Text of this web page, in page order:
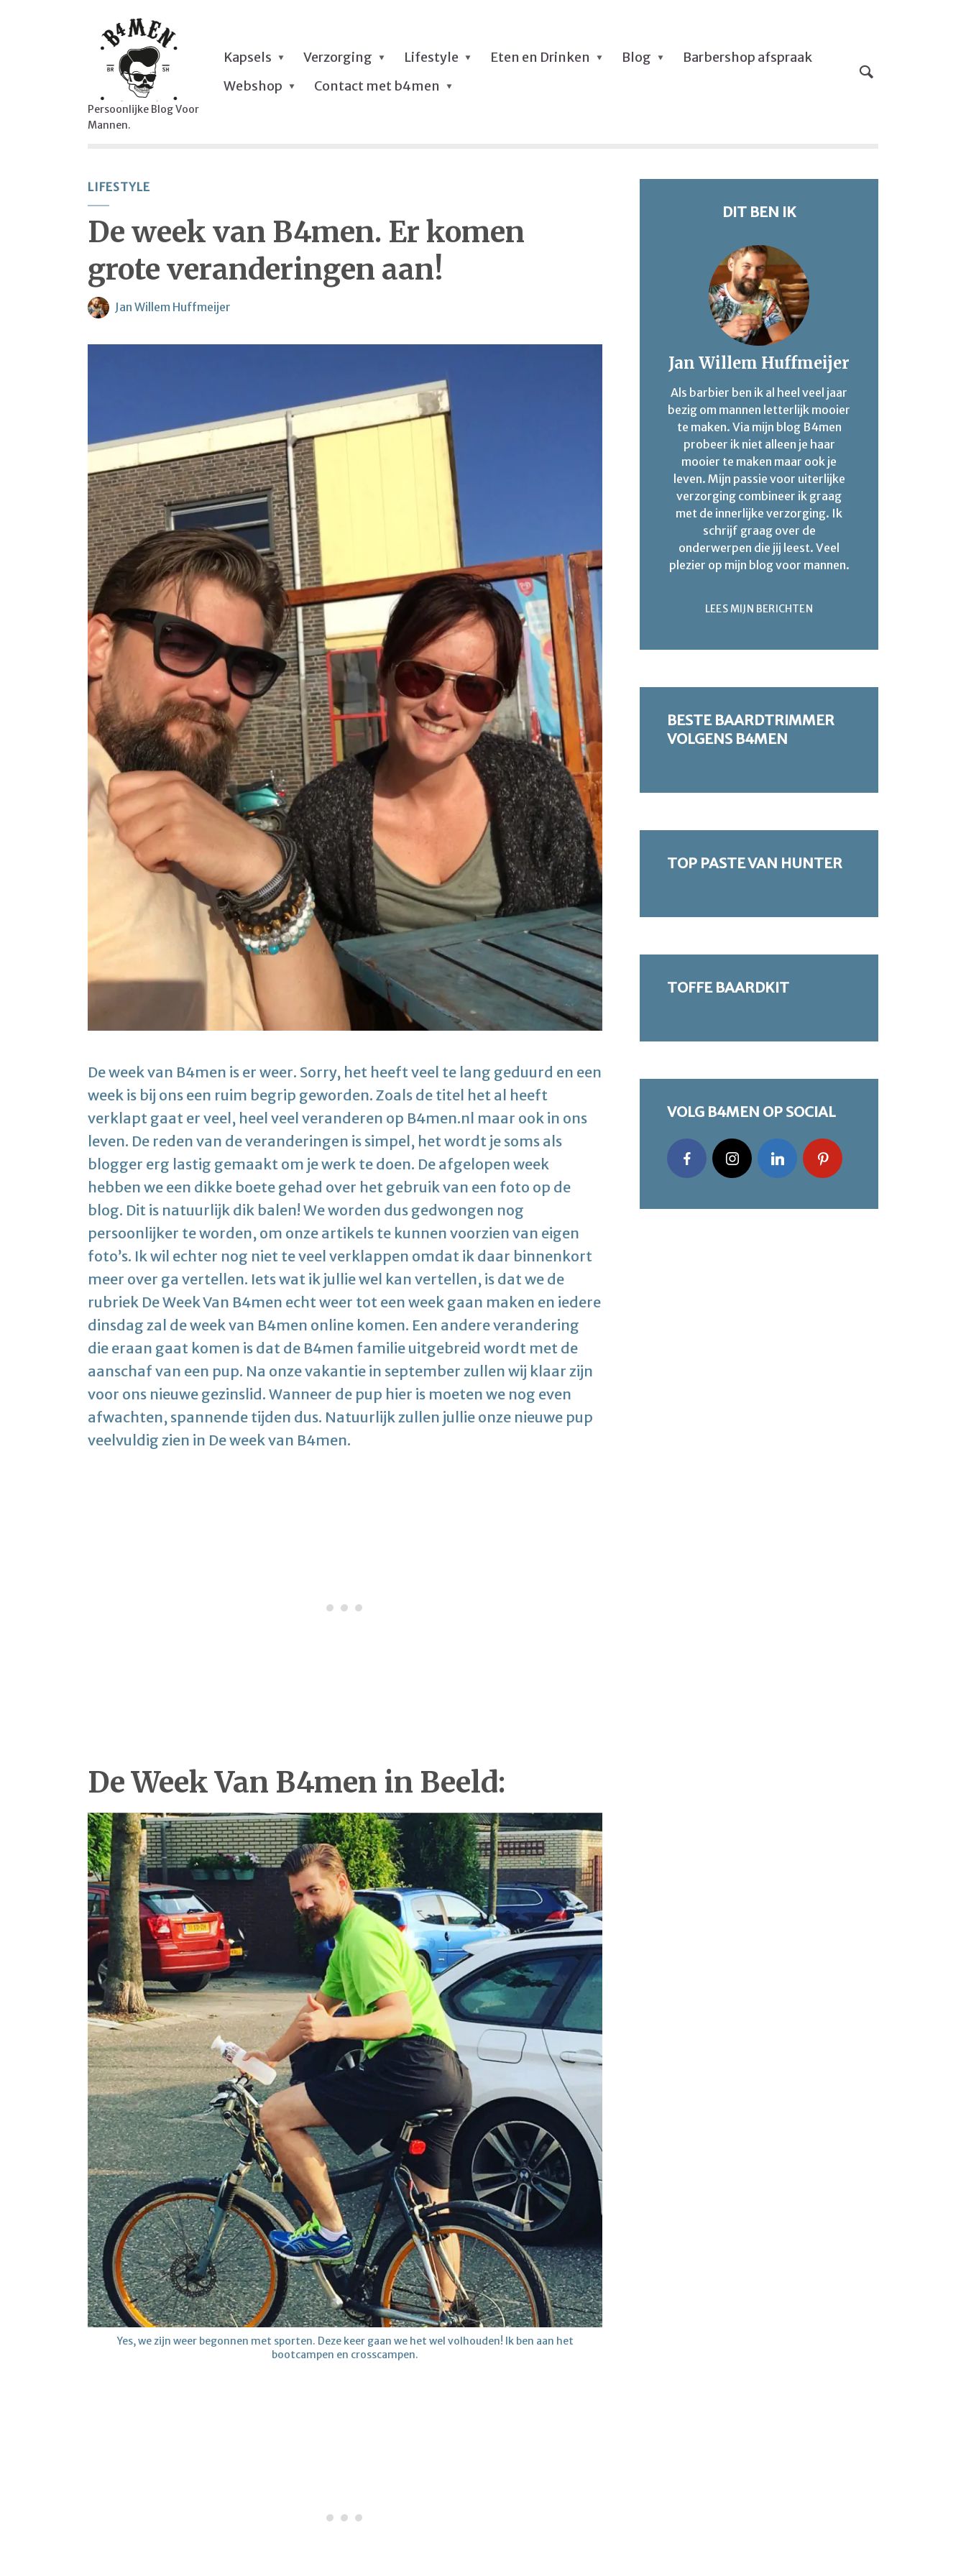
Persoonlijke Blog Voor
Mannen.
Kapsels Verzorging Lifestyle Eten en Drinken Blog
Barbershop afspraak
Webshop
Contact met b4men
LIFESTYLE
De week van B4men. Er komen
grote veranderingen aan!
Jan Willem Huffmeijer
De week van B4men is er weer. Sorry, het heeft veel te lang geduurd en een
week is bij ons een ruim begrip geworden. Zoals de titel het al heeft
verklapt gaat er veel, heel veel veranderen op B4men.nl maar ook in ons
leven. De reden van de veranderingen is simpel, het wordt je soms als
blogger erg lastig gemaakt om je werk te doen. De afgelopen week
hebben we een dikke boete gehad over het gebruik van een foto op de
blog. Dit is natuurlijk dik balen! We worden dus gedwongen nog
persoonlijker te worden, om onze artikels te kunnen voorzien van eigen
foto’s. Ik wil echter nog niet te veel verklappen omdat ik daar binnenkort
meer over ga vertellen. Iets wat ik jullie wel kan vertellen, is dat we de
rubriek De Week Van B4men echt weer tot een week gaan maken en iedere
dinsdag zal de week van B4men online komen. Een andere verandering
die eraan gaat komen is dat de B4men familie uitgebreid wordt met de
aanschaf van een pup. Na onze vakantie in september zullen wij klaar zijn
voor ons nieuwe gezinslid. Wanneer de pup hier is moeten we nog even
afwachten, spannende tijden dus. Natuurlijk zullen jullie onze nieuwe pup
veelvuldig zien in De week van B4men.
De Week Van B4men in Beeld:
Yes, we zijn weer begonnen met sporten. Deze keer gaan we het wel volhouden! Ik ben aan het
bootcampen en crosscampen.
DIT BEN IK
Jan Willem Huffmeijer
Als barbier ben ik al heel veel jaar
bezig om mannen letterlijk mooier
te maken. Via mijn blog B4men
probeer ik niet alleen je haar
mooier te maken maar ook je
leven. Mijn passie voor uiterlijke
verzorging combineer ik graag
met de innerlijke verzorging. Ik
schrijf graag over de
onderwerpen die jij leest. Veel
plezier op mijn blog voor mannen.
LEES MIJN BERICHTEN
BESTE BAARDTRIMMER
VOLGENS B4MEN
TOP PASTE VAN HUNTER
TOFFE BAARDKIT
VOLG B4MEN OP SOCIAL